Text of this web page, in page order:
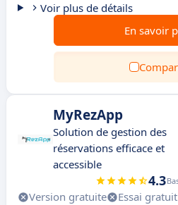
Voir plus de détails
En savoir
MyRezApp
Solution de gestion des
réservations efficace et
accessible
4.3
Version gratuite Essai gratuit